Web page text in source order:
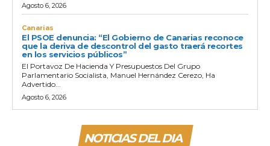
Agosto 6, 2026
Canarias
El PSOE denuncia: “El Gobierno de Canarias reconoce
que la deriva de descontrol del gasto traerá recortes
en los servicios públicos”
El Portavoz De Hacienda Y Presupuestos Del Grupo
Parlamentario Socialista, Manuel Hernández Cerezo, Ha
Advertido...
Agosto 6, 2026
NOTICIAS DEL DIA